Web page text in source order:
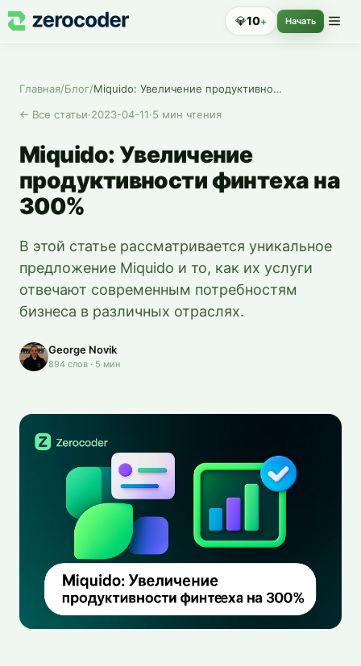
💎10+ Начать
Главная/Блог/
Miquido: Увеличение продуктивности финтеха на 300%
← Все статьи·2023-04-11·5 мин чтения
Miquido: Увеличение
продуктивности финтеха на
300%
В этой статье рассматривается уникальное
предложение Miquido и то, как их услуги
отвечают современным потребностям
бизнеса в различных отраслях.
George Novik
894 слов · 5 мин